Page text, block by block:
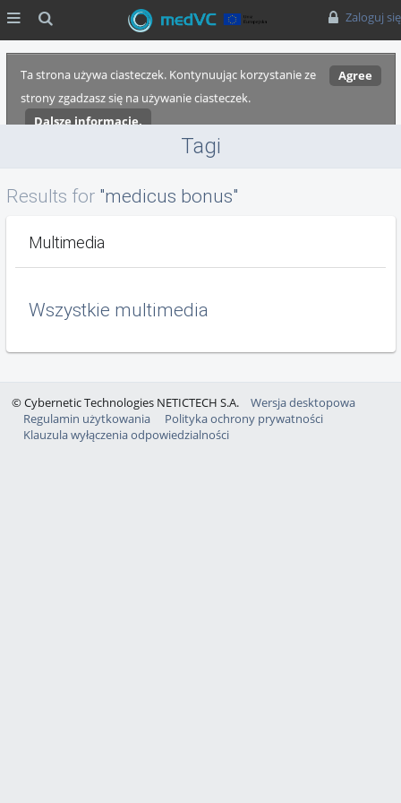
Zaloguj się
Agree
Ta strona używa ciasteczek. Kontynuując korzystanie ze
strony zgadzasz się na używanie ciasteczek.
Dalsze informacje.
Tagi
Results for"medicus bonus"
Multimedia
Wszystkie multimedia
© Cybernetic Technologies NETICTECH S.A.
Wersja desktopowa
Regulamin użytkowania
Polityka ochrony prywatności
Klauzula wyłączenia odpowiedzialności